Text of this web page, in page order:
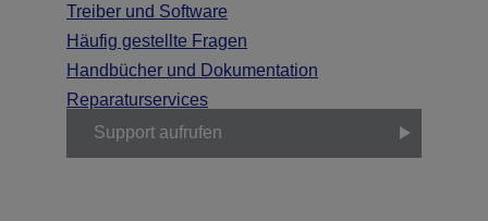
Treiber und Software
Häufig gestellte Fragen
Handbücher und Dokumentation
Reparaturservices
Support aufrufen